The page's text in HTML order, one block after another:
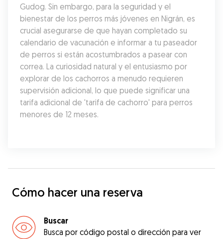
Gudog. Sin embargo, para la seguridad y el
bienestar de los perros más jóvenes en Nigrán, es
crucial asegurarse de que hayan completado su
calendario de vacunación e informar a tu paseador
de perros si están acostumbrados a pasear con
correa. La curiosidad natural y el entusiasmo por
explorar de los cachorros a menudo requieren
supervisión adicional, lo que puede significar una
tarifa adicional de 'tarifa de cachorro' para perros
menores de 12 meses.
Cómo hacer una reserva
Buscar
Busca por código postal o dirección para ver